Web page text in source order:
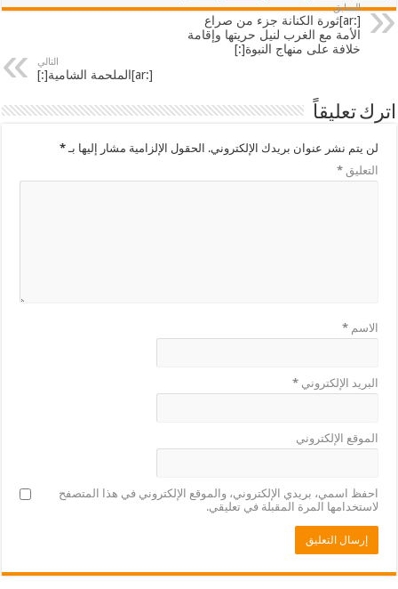
السابق
[:ar]ثورة الكنانة جزء من صراع
الأمة مع الغرب لنيل حريتها وإقامة
خلافة على منهاج النبوة[:]
التالي
[:ar]الملحمة الشامية[:]
اترك تعليقاً
لن يتم نشر عنوان بريدك الإلكتروني. الحقول الإلزامية مشار إليها بـ*
التعليق*
الاسم*
البريد الإلكتروني*
الموقع الإلكتروني
احفظ اسمي، بريدي الإلكتروني، والموقع الإلكتروني في هذا المتصفح
لاستخدامها المرة المقبلة في تعليقي.